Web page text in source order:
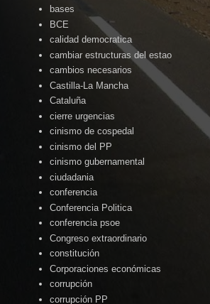
bases
BCE
calidad democratica
cambiar estructuras del estao
cambios necesarios
Castilla-La Mancha
Cataluña
cierre urgencias
cinismo de cospedal
cinismo del PP
cinismo gubernamental
ciudadania
conferencia
Conferencia Politica
conferencia psoe
Congreso extraordinario
constitución
Corporaciones económicas
corrupción
corrupción PP